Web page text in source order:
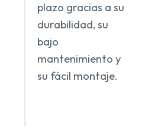
plazo gracias a su
durabilidad, su
bajo
mantenimiento y
su fácil montaje.